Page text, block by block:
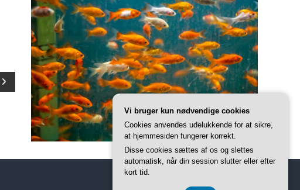
Vi bruger kun nødvendige cookies
Cookies anvendes udelukkende for at sikre,
at hjemmesiden fungerer korrekt.
Disse cookies sættes af os og slettes
automatisk, når din session slutter eller efter
kort tid.